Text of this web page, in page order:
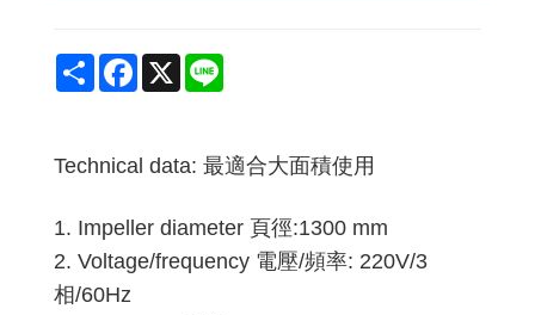
Share Facebook
X
Technical data: 最適合大面積使用
1. Impeller diameter 頁徑:1300 mm
2. Voltage/frequency 電壓/頻率: 220V/3
相/60Hz